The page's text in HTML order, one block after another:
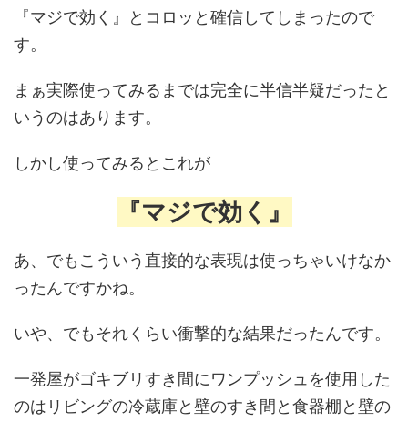
『マジで効く』とコロッと確信してしまったので
す。
まぁ実際使ってみるまでは完全に半信半疑だったと
いうのはあります。
しかし使ってみるとこれが
『マジで効く』
あ、でもこういう直接的な表現は使っちゃいけなか
ったんですかね。
いや、でもそれくらい衝撃的な結果だったんです。
一発屋がゴキブリすき間にワンプッシュを使用した
のはリビングの冷蔵庫と壁のすき間と食器棚と壁の